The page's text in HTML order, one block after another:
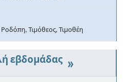
Τιμόθεος, Τιμοθέη
»